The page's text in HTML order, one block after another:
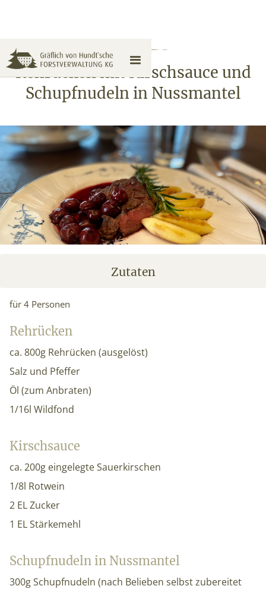
Rehrücken mit Kirschsauce und
Schupfnudeln in Nussmantel
Zutaten
für 4 Personen
Rehrücken
ca. 800g Rehrücken (ausgelöst)
Salz und Pfeffer
Öl (zum Anbraten)
1/16l Wildfond
Kirschsauce
ca. 200g eingelegte Sauerkirschen
1/8l Rotwein
2 EL Zucker
1 EL Stärkemehl
Schupfnudeln in Nussmantel
300g Schupfnudeln (nach Belieben selbst zubereitet